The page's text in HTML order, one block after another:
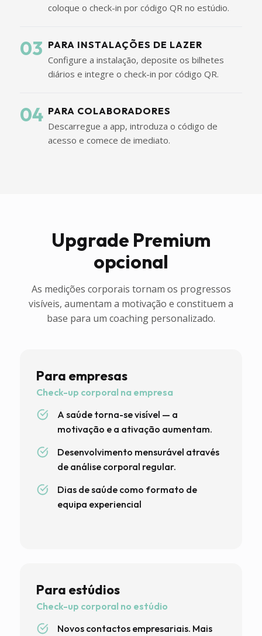
coloque o check-in por código QR no estúdio.
03 PARA INSTALAÇÕES DE LAZER
Configure a instalação, deposite os bilhetes
diários e integre o check-in por código QR.
04 PARA COLABORADORES
Descarregue a app, introduza o código de
acesso e comece de imediato.
Upgrade Premium
opcional
As medições corporais tornam os progressos
visíveis, aumentam a motivação e constituem a
base para um coaching personalizado.
Para empresas
Check-up corporal na empresa
A saúde torna-se visível — a
motivação e a ativação aumentam.
Desenvolvimento mensurável através
de análise corporal regular.
Dias de saúde como formato de
equipa experiencial
Para estúdios
Check-up corporal no estúdio
Novos contactos empresariais. Mais